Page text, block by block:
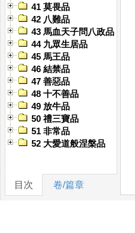
41 莫畏品
42 八難品
43 馬血天子問八政品
44 九眾生居品
45 馬王品
46 結禁品
47 善惡品
48 十不善品
49 放牛品
50 禮三寶品
51 非常品
52 大愛道般涅槃品
目次 卷/篇章